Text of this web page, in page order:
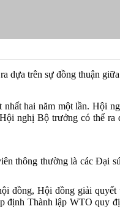
ra dựa trên sự đồng thuận giữa
nhất hai năm một lần. Hội
Hội nghị Bộ trưởng có thể ra
thông thường là các Đại
đồng, Hội đồng giải quyết
định Thànhlập WTOquy